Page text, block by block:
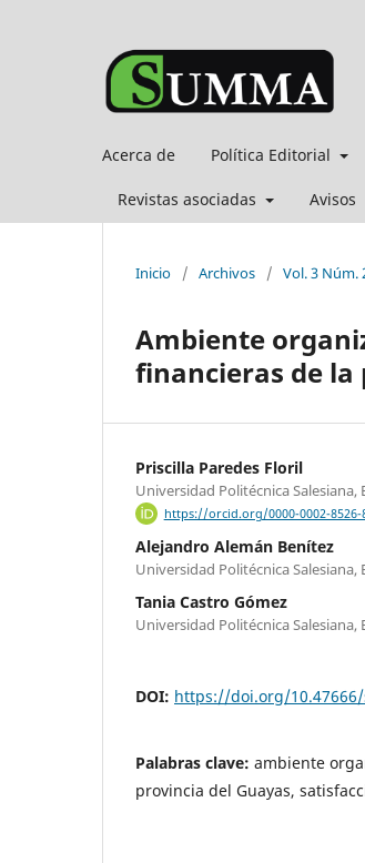
Acerca de Política Editorial
Revistas asociadas Avisos
Inicio / Archivos / Vol. 3 Núm.
Ambiente
financieras de la
Priscilla Paredes Floril
Universidad Politécnica Salesiana,
https://orcid.org/0000-0002-8526-
Alejandro Alemán Benítez
Universidad Politécnica Salesiana,
Tania Castro Gómez
Universidad Politécnica Salesiana,
DOI: https://doi.org/10.47666/
Palabras clave: ambiente
provincia del Guayas,